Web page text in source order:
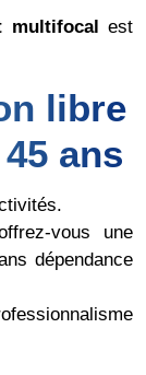
multifocal
est
libre
ans
vous une
dépendance